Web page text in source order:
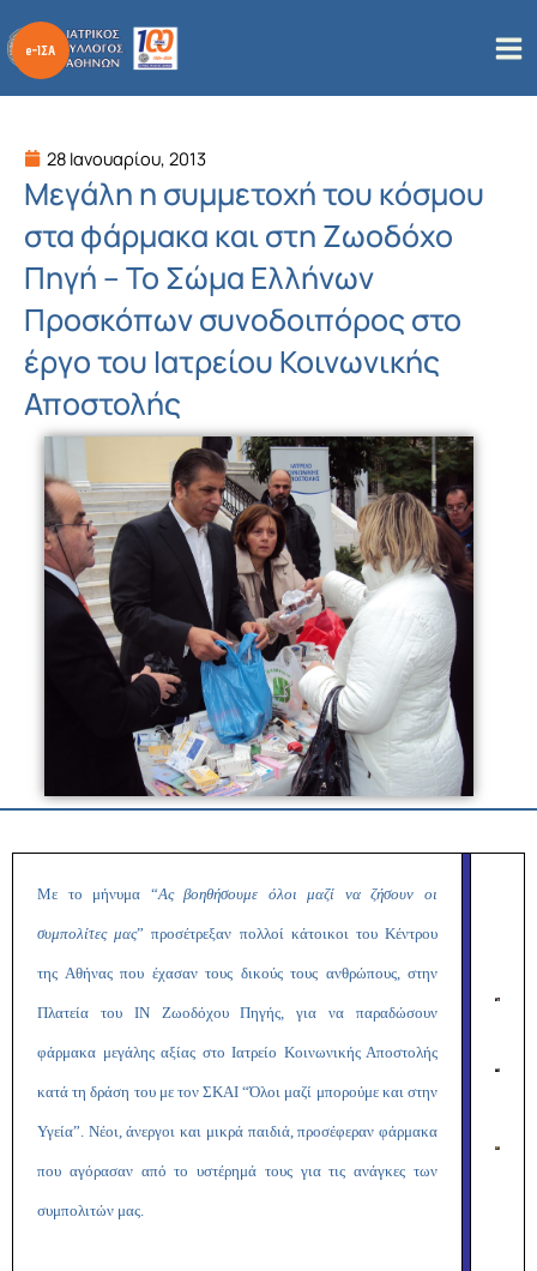
στο
περιεχόμενο
28 Ιανουαρίου, 2013
Μεγάλη η συμμετοχή του κόσμου
στα φάρμακα και στη Ζωοδόχο
Πηγή – Το Σώμα Ελλήνων
Προσκόπων συνοδοιπόρος στο
έργο του Ιατρείου Κοινωνικής
Αποστολής
Με το μήνυμα “Ας βοηθήσουμε όλοι μαζί να ζήσουν οι
συμπολίτες μας” προσέτρεξαν πολλοί κάτοικοι του Κέντρου
της Αθήνας που έχασαν τους δικούς τους ανθρώπους, στην
Πλατεία του ΙΝ Ζωοδόχου Πηγής, για να παραδώσουν
φάρμακα μεγάλης αξίας στο Ιατρείο Κοινωνικής Αποστολής
κατά τη δράση του με τον ΣΚΑΙ “Όλοι μαζί μπορούμε και στην
Υγεία”. Νέοι, άνεργοι και μικρά παιδιά, προσέφεραν φάρμακα
που αγόρασαν από το υστέρημά τους για τις ανάγκες των
συμπολιτών μας.